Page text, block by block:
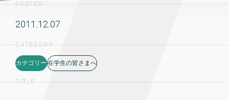
POSTED
2011.12.07
CATEGORY
カテゴリー 在学生の皆さまへ
TITLE